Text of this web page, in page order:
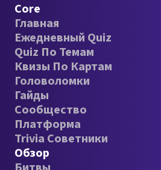
Core
Главная
Ежедневный Quiz
Quiz По Темам
Квизы По Картам
Головоломки
Гайды
Сообщество
Платформа
Trivia Советники
Обзор